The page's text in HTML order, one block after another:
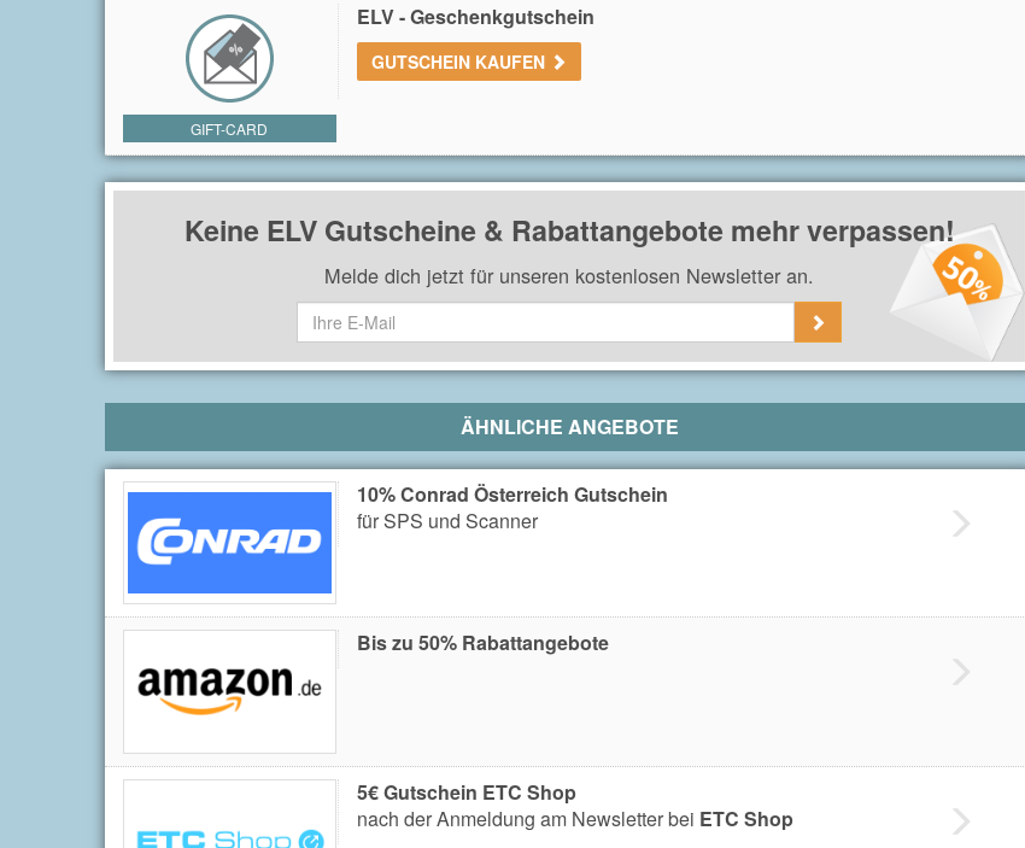
GIFT-CARD
ELV - Geschenkgutschein
GUTSCHEIN KAUFEN
Keine ELV Gutscheine & Rabattangebote mehr verpassen!
Melde dich jetzt für unseren kostenlosen Newsletter an.
ÄHNLICHE ANGEBOTE
10% Conrad Österreich Gutschein
für SPS und Scanner
Bis zu 50% Rabattangebote
5€ Gutschein ETC Shop
nach der Anmeldung am Newsletter bei ETC Shop